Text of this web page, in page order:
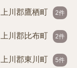
上川郡鷹栖町 2件
上川郡比布町 2件
上川郡東川町 5件